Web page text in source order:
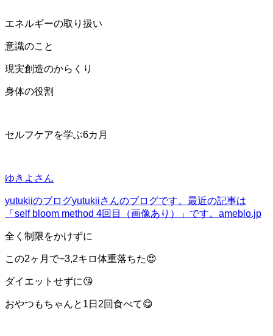
エネルギーの取り扱い
意識のこと
現実創造のからくり
身体の役割
セルフケアを学ぶ6カ月
ゆきよさん
yutukiiのブログyutukiiさんのブログです。最近の記事は
「self bloom method 4回目（画像あり）」です。 ameblo.jp
全く制限をかけずに
この2ヶ月で−3,2キロ体重落ちた😍
ダイエットせずに😘
おやつもちゃんと1日2回食べて😋